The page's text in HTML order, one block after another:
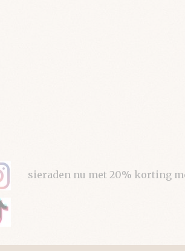
sieraden nu met 20% korting